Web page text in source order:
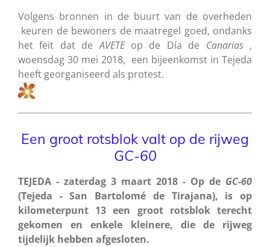
Volgens bronnen in de buurt van de overheden
keuren de bewoners de maatregel goed, ondanks
het feit dat deAVETEop de Día de Canarias,
woensdag 30 mei 2018, een bijeenkomst in Tejeda
heeft georganiseerd als protest.
Een groot rotsblok valt op de rijweg
GC-60
TEJEDA - zaterdag 3 maart 2018 - Op de GC-60
(Tejeda - San Bartolomé de Tirajana), is op
kilometerpunt 13 een groot rotsblok terecht
gekomen en enkele kleinere, die de rijweg
tijdelijk hebben afgesloten.